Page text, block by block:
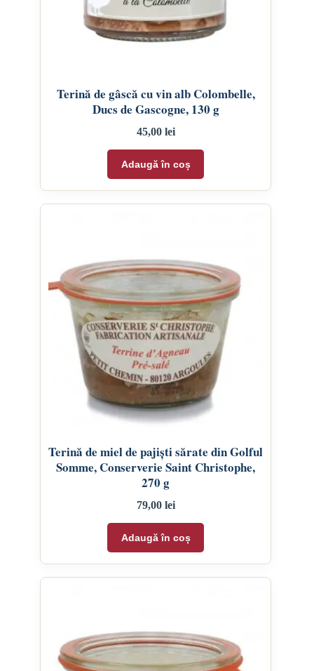
Terină de gâscă cu vin alb Colombelle,
Ducs de Gascogne, 130 g
45,00 lei
Adaugă în coș
Terină de miel de pajiști sărate din Golful
Somme, Conserverie Saint Christophe,
270 g
79,00 lei
Adaugă în coș